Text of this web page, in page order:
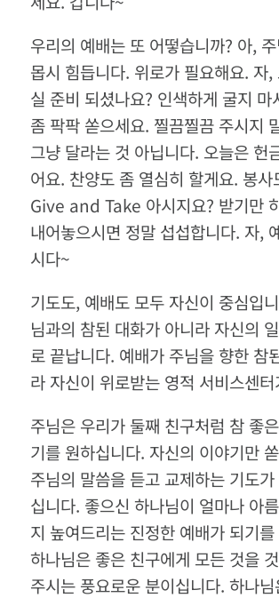
우리의 예배는 또 어떻습니까? 아,
몹시 힘듭니다. 위로가 필요해요. 자,
실 준비 되셨나요? 인색하게 굴지 마
좀 팍팍 쏟으세요. 찔끔찔끔 주시지
그냥 달라는 것 아닙니다. 오늘은 헌
어요. 찬양도 좀 열심히 할게요. 봉사
Give and Take 아시지요? 받기만
내어놓으시면 정말 섭섭합니다. 자,
시다~
기도도, 예배도 모두 자신이 중심입
님과의 참된 대화가 아니라 자신의
로 끝납니다. 예배가 주님을 향한 참
라 자신이 위로받는 영적 서비스센
주님은 우리가 둘째 친구처럼 참 좋
기를 원하십니다. 자신의 이야기만
주님의 말씀을 듣고 교제하는 기도
십니다. 좋으신 하나님이 얼마나 아
지 높여드리는 진정한 예배가 되기
하나님은 좋은 친구에게 모든 것을
주시는 풍요로운 분이십니다. 하나